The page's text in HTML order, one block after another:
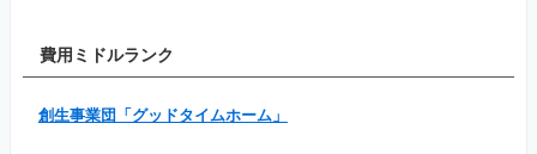
費用ミドルランク
創生事業団「グッドタイムホーム」